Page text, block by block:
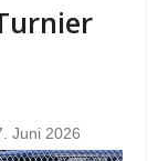
Juni 2026